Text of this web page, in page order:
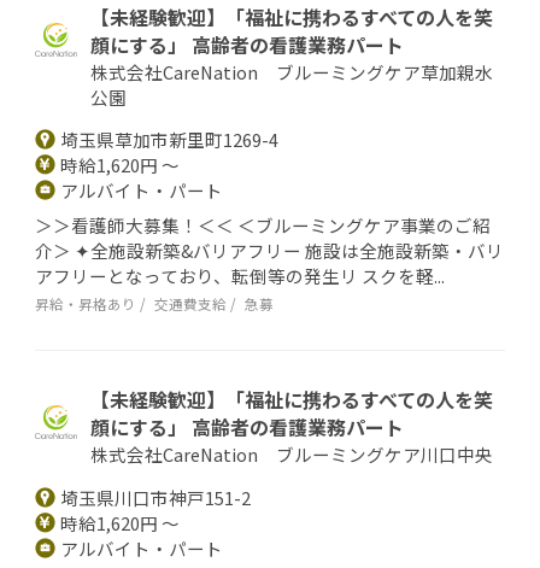
【未経験歓迎】「福祉に携わるすべての人を笑
顔にする」 高齢者の看護業務パート
株式会社CareNation ブルーミングケア草加親水
公園
埼玉県草加市新里町1269-4
時給1,620円 ～
アルバイト・パート
＞＞看護師大募集！＜＜ ＜ブルーミングケア事業のご紹
介＞ ✦全施設新築&バリアフリー 施設は全施設新築・バリ
アフリーとなっており、転倒等の発生リ スクを軽...
昇給・昇格あり 交通費支給 急募
【未経験歓迎】「福祉に携わるすべての人を笑
顔にする」 高齢者の看護業務パート
株式会社CareNation ブルーミングケア川口中央
埼玉県川口市神戸151-2
時給1,620円 ～
アルバイト・パート